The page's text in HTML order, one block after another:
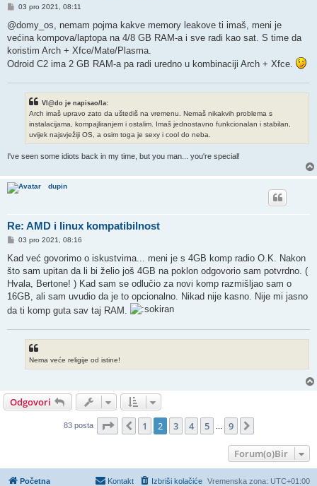
P
s
03 pro 2021, 08:11
@domy_os, nemam pojma kakve memory leakove ti imaš, meni je
većina kompova/laptopa na 4/8 GB RAM-a i sve radi kao sat. S time da
koristim Arch + Xfce/Mate/Plasma.
Odroid C2 ima 2 GB RAM-a pa radi uredno u kombinaciji Arch + Xfce.
Vl@do je napisao/la:
Arch imaš upravo zato da uštediš na vremenu. Nemaš nikakvih problema s
instalacijama, kompajliranjem i ostalim. Imaš jednostavno funkcionalan i stabilan,
uvijek najsvježiji OS, a osim toga je sexy i cool do neba.
I've seen some idiots back in my time, but you man... you're special!
dupin
Re: AMD i linux kompatibilnost
P
s
03 pro 2021, 08:16
Kad već govorimo o iskustvima... meni je s 4GB komp radio O.K. Nakon
što sam upitan da li bi želio još 4GB na poklon odgovorio sam potvrdno. (
Hvala, Bertone! ) Kad sam se odlučio za novi komp razmišljao sam o
16GB, ali sam uvudio da je to opcionalno. Nikad nije kasno. Nije mi jasno
da ti komp guta sav taj RAM.
Nema veće religije od istine!
Odgovori
83 posta Stranica: 2/
Prethodna
1 2 3 4 5 9
Forum(o)Bir
Početna Vremenska zona: UTC+01:00
Izbriši kolačiće
Kontakt